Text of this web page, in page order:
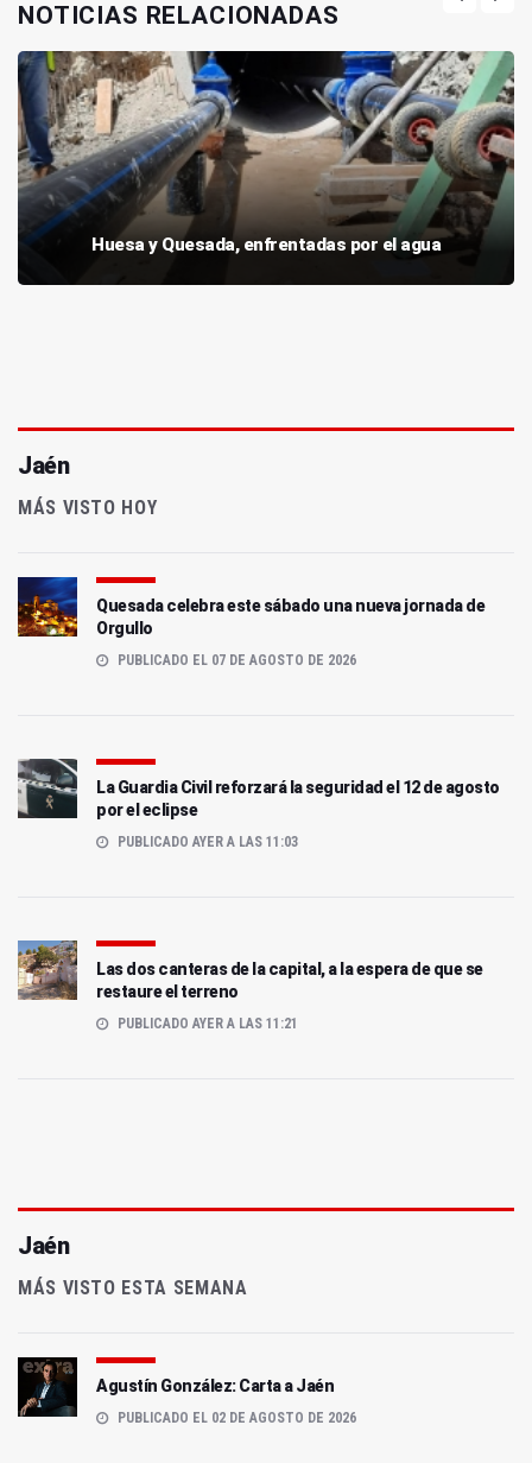
NOTICIAS RELACIONADAS
Huesa y Quesada, enfrentadas por el agua
Jaén
MÁS VISTO HOY
Quesada celebra este sábado una nueva jornada de
Orgullo
PUBLICADO EL 07 DE AGOSTO DE 2026
La Guardia Civil reforzará la seguridad el 12 de agosto
por el eclipse
PUBLICADO AYER A LAS 11:03
Las dos canteras de la capital, a la espera de que se
restaure el terreno
PUBLICADO AYER A LAS 11:21
Jaén
MÁS VISTO ESTA SEMANA
Agustín González: Carta a Jaén
PUBLICADO EL 02 DE AGOSTO DE 2026